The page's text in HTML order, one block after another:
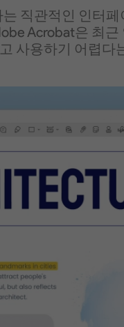
는 직관적인 인터
Acrobat은 최
사용하기 어렵다